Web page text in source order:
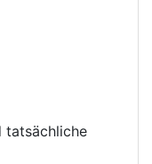
tatsächliche